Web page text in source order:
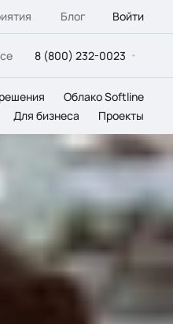
Блог Войти
8 (800) 232-0023
Облако Softline
Для бизнеса Проекты